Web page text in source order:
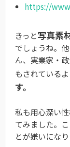
https://
きっと写真素
でしょうね。
ん、実業家・
もされているよ
す。
私も用心深い
てみました。
とが嫌いになり